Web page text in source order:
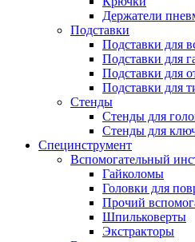
Держатели
Подставки
Подставки для
Подставки для
Подставки для
Подставки для
Стенды
Стенды для
Стенды для
Специнструмент
Вспомогательный
Гайколомы
Головки для
Прочий
Шпильковерты
Экстракторы